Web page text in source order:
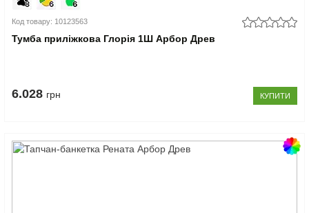
Код товару: 10123563
Тумба приліжкова Глорія 1Ш Арбор Древ
6.028 грн КУПИТИ